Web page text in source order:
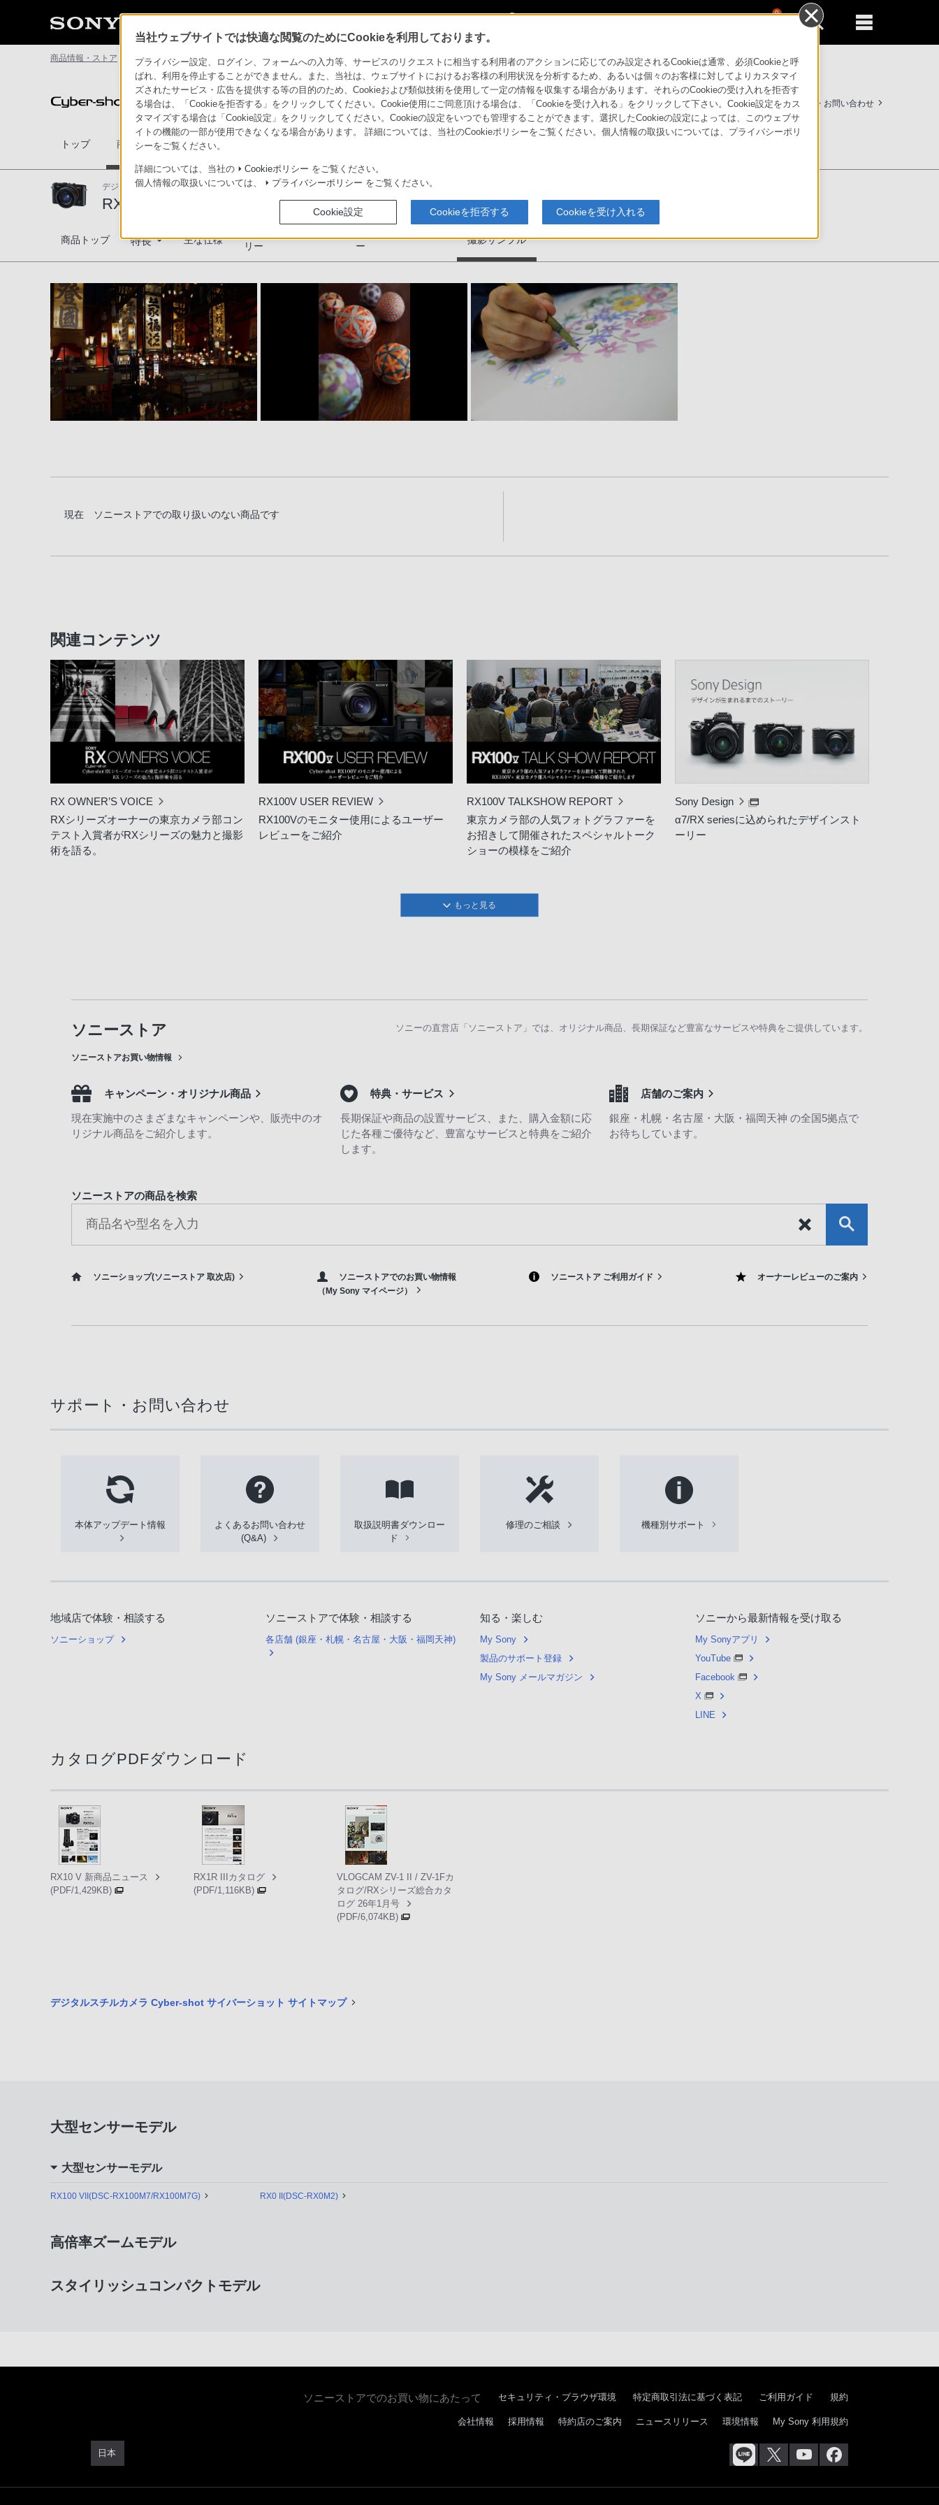
0
商品情報・ストア サイバーショット RX1(DSC-RX1) 撮影サンプル
デジタルスチルカメラ Cyber-shot 法人のお客様はこちら サポート・お問い合わせ
トップ 商品一覧 アクセサリー
ソニーストア
デジタルスチルカメラ
RX1(DSC-RX1)
RX1(DSC-RX1)
商品トップ 特長
表現へのこだわりに応える操作性
豊富な撮影機能
充実の基本性能
優れた拡張性
主な仕様
リー
ー
撮影サンプル
現在 ソニーストアでの取り扱いのない商品です
関連コンテンツ
RX OWNER’S VOICE
RXシリーズオーナーの東京カメラ部コン
テスト入賞者がRXシリーズの魅力と撮影
術を語る。
RX100V USER REVIEW
RX100Vのモニター使用によるユーザー
レビューをご紹介
RX100V TALKSHOW REPORT
東京カメラ部の人気フォトグラファーを
お招きして開催されたスペシャルトーク
ショーの模様をご紹介
Sony Design
α7/RX seriesに込められたデザインスト
ーリー
もっと見る
ソニーストア ソニーの直営店「ソニーストア」では、オリジナル商品、長期保証など豊富なサービスや特典をご提供しています。
ソニーストアお買い物情報
キャンペーン・オリジナル商品
現在実施中のさまざまなキャンペーンや、販売中のオ
リジナル商品をご紹介します。
特典・サービス
長期保証や商品の設置サービス、また、購入金額に応
じた各種ご優待など、豊富なサービスと特典をご紹介
します。
店舗のご案内
銀座・札幌・名古屋・大阪・福岡天神 の全国5拠点で
お待ちしています。
ソニーストアの商品を検索
ソニーショップ(ソニーストア 取次店)
ソニーストアでのお買い物情報
（My Sony マイページ）
ソニーストア ご利用ガイド オーナーレビューのご案内
サポート・お問い合わせ
本体アップデート情報
よくあるお問い合わせ
(Q&A)
取扱説明書ダウンロー
ド
修理のご相談 機種別サポート
地域店で体験・相談する
ソニーショップ
ソニーストアで体験・相談する
各店舗 (銀座・札幌・名古屋・大阪・福岡天神)
知る・楽しむ
My Sony
製品のサポート登録
My Sony メールマガジン
ソニーから最新情報を受け取る
My Sonyアプリ
YouTube
Facebook
X
LINE
カタログPDFダウンロード
RX10 V 新商品ニュース
(PDF/1,429KB)
RX1R IIIカタログ
(PDF/1,116KB)
VLOGCAM ZV-1 II / ZV-1Fカ
タログ/RXシリーズ総合カタ
ログ 26年1月号
(PDF/6,074KB)
デジタルスチルカメラ Cyber-shot サイバーショット サイトマップ
大型センサーモデル
大型センサーモデル
RX100 VII(DSC-RX100M7/RX100M7G) RX0 II(DSC-RX0M2)
高倍率ズームモデル
スタイリッシュコンパクトモデル
ソニーストアでのお買い物にあたって セキュリティ・ブラウザ環境 特定商取引法に基づく表記 ご利用ガイド 規約
日本
会社情報 採用情報 特約店のご案内 ニュースリリース 環境情報 My Sony 利用規約
当社ウェブサイトでは快適な閲覧のためにCookieを利用しております。
プライバシー設定、ログイン、フォームへの入力等、サービスのリクエストに相当する利用者のアクションに応じてのみ設定されるCookieは通常、必須Cookieと呼
ばれ、利用を停止することができません。また、当社は、ウェブサイトにおけるお客様の利用状況を分析するため、あるいは個々のお客様に対してよりカスタマイ
ズされたサービス・広告を提供する等の目的のため、Cookieおよび類似技術を使用して一定の情報を収集する場合があります。それらのCookieの受け入れを拒否す
る場合は、「Cookieを拒否する」をクリックしてください。Cookie使用にご同意頂ける場合は、「Cookieを受け入れる」をクリックして下さい。Cookie設定をカス
タマイズする場合は「Cookie設定」をクリックしてください。Cookieの設定をいつでも管理することができます。選択したCookieの設定によっては、このウェブサ
イトの機能の一部が使用できなくなる場合があります。 詳細については、当社のCookieポリシーをご覧ください。個人情報の取扱いについては、プライバシーポリ
シーをご覧ください。
詳細については、当社の Cookieポリシー をご覧ください。
個人情報の取扱いについては、
プライバシーポリシー をご覧ください。
Cookie設定 Cookieを拒否する Cookieを受け入れる